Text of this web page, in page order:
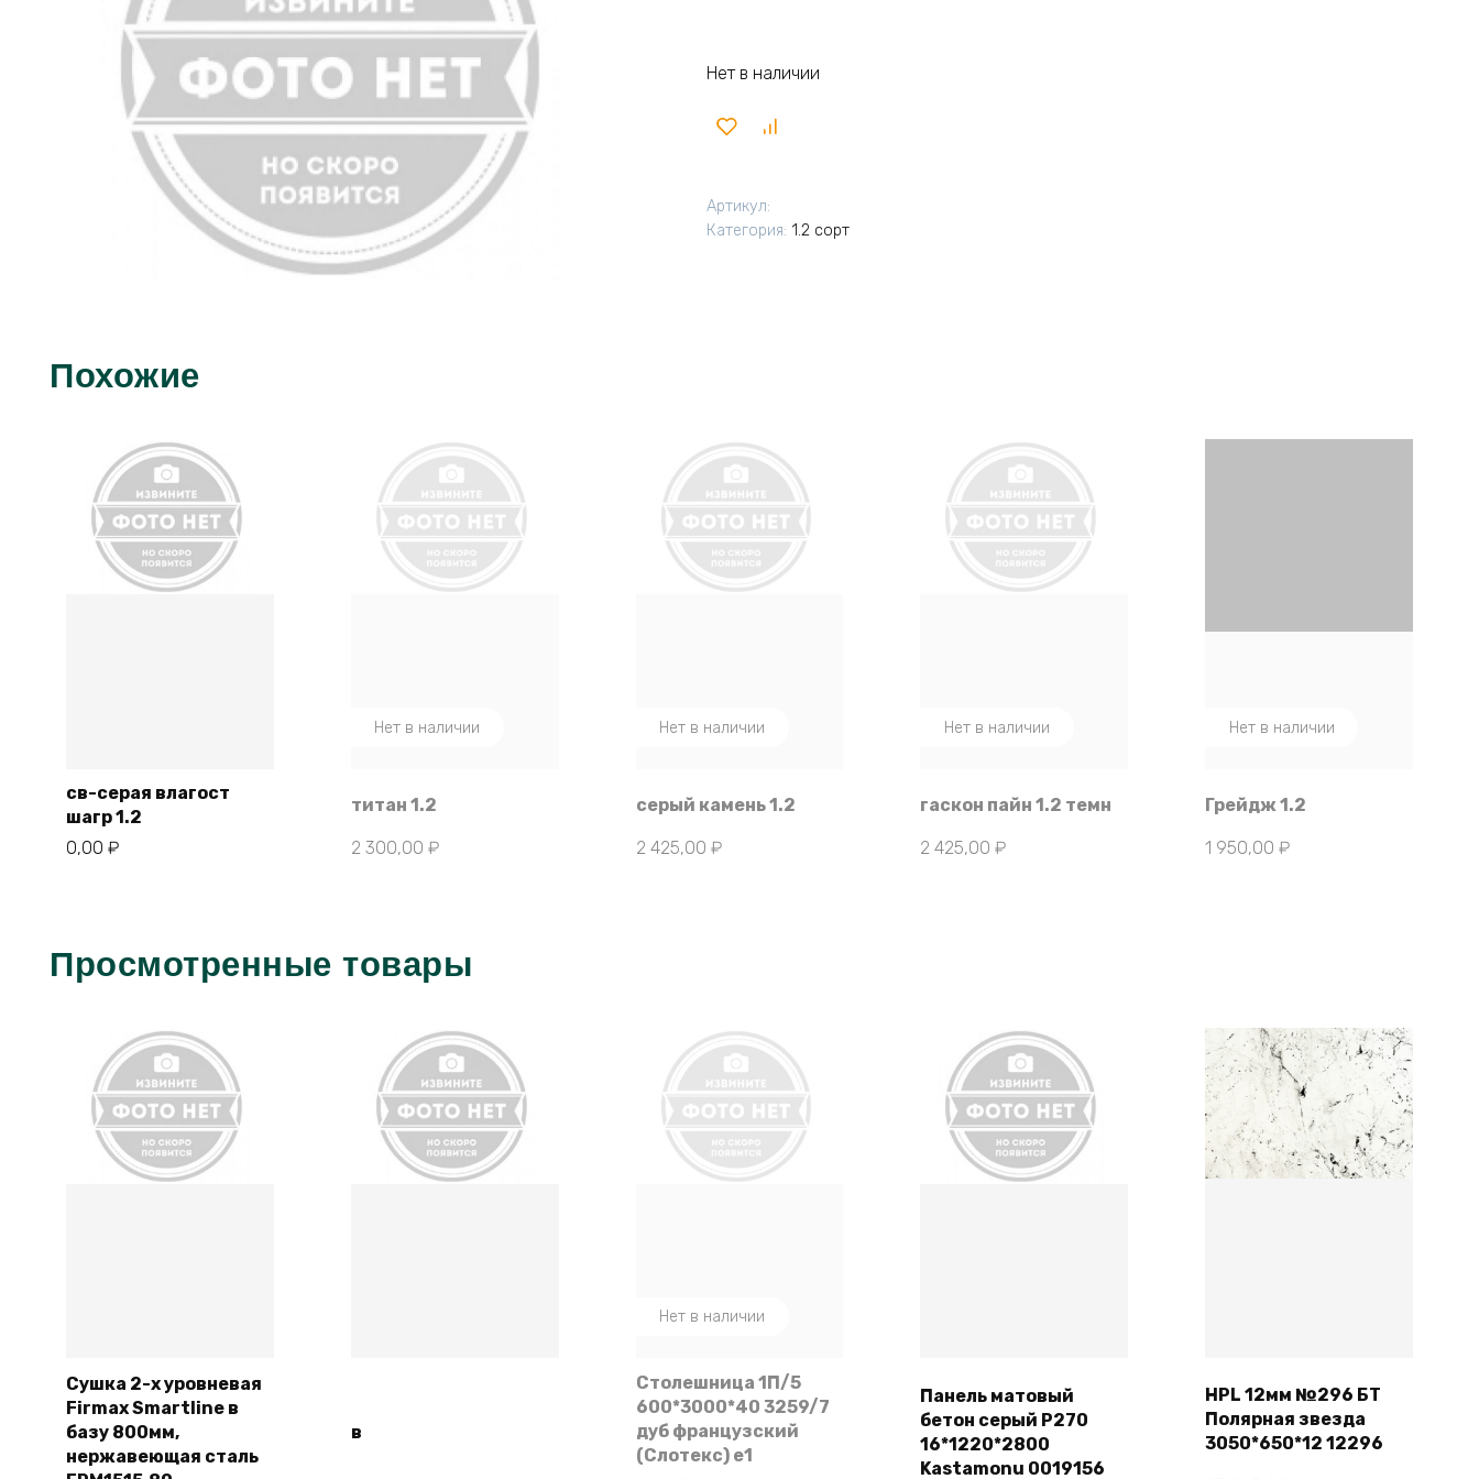
Нет в наличии
Артикул:
Категория: 1.2 сорт
Похожие
св-серая влагост
шагр 1.2
0,00 ₽
Нет в наличии
титан 1.2
2 300,00 ₽
Нет в наличии
серый камень 1.2
2 425,00 ₽
Нет в наличии
гаскон пайн 1.2 темн
2 425,00₽
Нет в наличии
Грейдж 1.2
1 950,00₽
Просмотренные товары
Подробнее
Сушка 2-х уровневая
Firmax Smartline в
базу 800мм,
нержавеющая сталь
в
Нет в наличии
Столешница 1П/5
600*3000*40 3259/7
дуб французский
(Слотекс) e1
Подробнее
Панель матовый
бетон серый Р270
16*1220*2800
Kastamonu 0019156
В корзину
HPL 12мм №296 БТ
Полярная звезда
3050*650*12 12296